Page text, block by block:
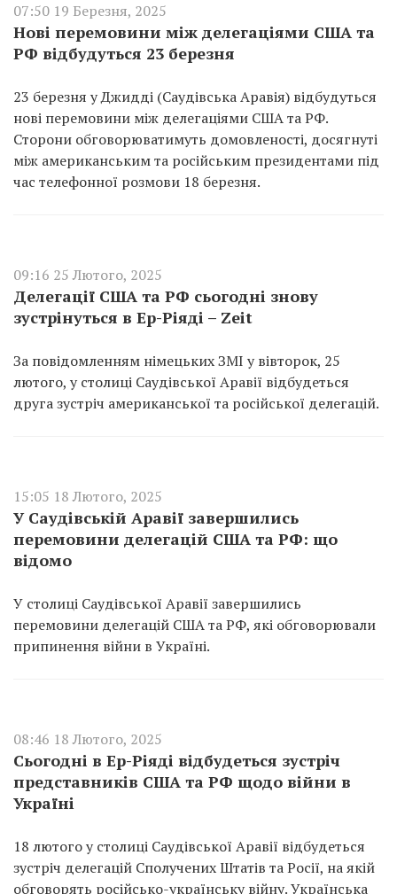
07:50 19 Березня, 2025
Нові перемовини між делегаціями США та
РФ відбудуться 23 березня
23 березня у Джидді (Саудівська Аравія) відбудуться
нові перемовини між делегаціями США та РФ.
Сторони обговорюватимуть домовленості, досягнуті
між американським та російським президентами під
час телефонної розмови 18 березня.
09:16 25 Лютого, 2025
Делегації США та РФ сьогодні знову
зустрінуться в Ер-Ріяді – Zeit
За повідомленням німецьких ЗМІ у вівторок, 25
лютого, у столиці Саудівської Аравії відбудеться
друга зустріч американської та російської делегацій.
15:05 18 Лютого, 2025
У Саудівській Аравії завершились
перемовини делегацій США та РФ: що
відомо
У столиці Саудівської Аравії завершились
перемовини делегацій США та РФ, які обговорювали
припинення війни в Україні.
08:46 18 Лютого, 2025
Сьогодні в Ер-Ріяді відбудеться зустріч
представників США та РФ щодо війни в
Україні
18 лютого у столиці Саудівської Аравії відбудеться
зустріч делегацій Сполучених Штатів та Росії, на якій
обговорять російсько-українську війну. Українська